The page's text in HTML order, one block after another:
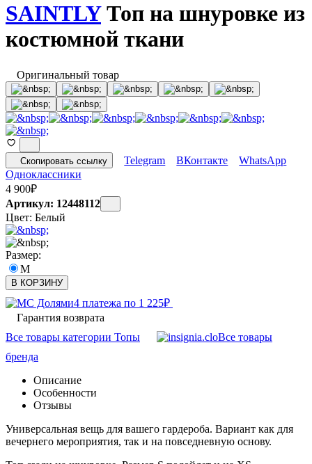
SAINTLYТоп на шнуровке из
костюмной ткани
Оригинальный товар
Скопировать ссылку Telegram ВКонтакте
WhatsApp
Одноклассники
4 900₽
Артикул: 12448112
Цвет: Белый
Размер:
M
В КОРЗИНУ
4 платежа по 1 225₽
Гарантия возврата
Все товары категории Топы
Все товары
бренда
Описание
Особенности
Отзывы
Универсальная вещь для вашего гардероба. Вариант как для
вечернего мероприятия, так и на повседневную основу.